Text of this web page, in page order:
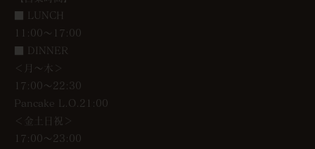
■ LUNCH
11:00～17:00
■ DINNER
＜月〜木＞
17:00～22:30
Pancake L.O.21:00
＜金土日祝＞
17:00～23:00